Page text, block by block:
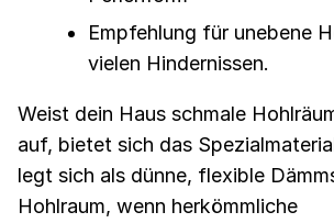
Empfehlung für unebene
vielen Hindernissen.
Weist dein Haus schmale
auf, bietet sich das
legt sich als dünne, flexible
Hohlraum, wenn herkömmliche